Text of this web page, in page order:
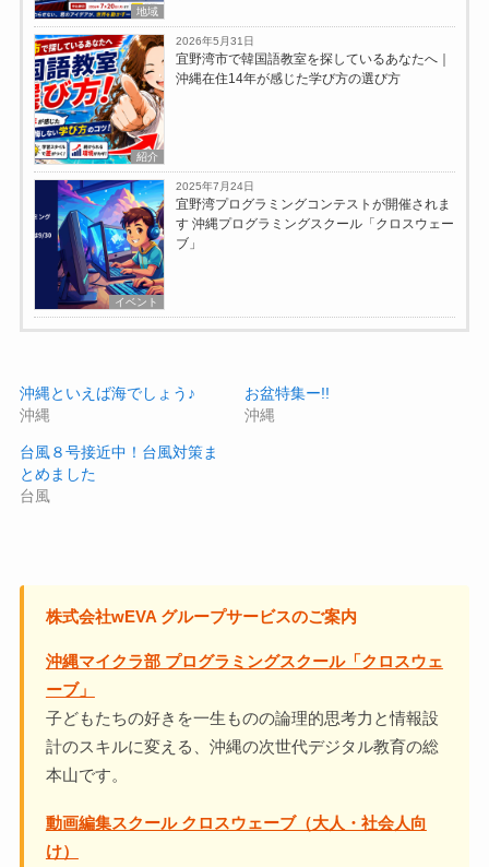
地域
紹介
2026年5月31日
宜野湾市で韓国語教室を探しているあなたへ｜
沖縄在住14年が感じた学び方の選び方
イベント
2025年7月24日
宜野湾プログラミングコンテストが開催されま
す 沖縄プログラミングスクール「クロスウェー
ブ」
沖縄といえば海でしょう♪
沖縄
お盆特集ー!!
沖縄
台風８号接近中！台風対策ま
とめました
台風
株式会社wEVA グループサービスのご案内
沖縄マイクラ部 プログラミングスクール「クロスウェ
ーブ」
子どもたちの好きを一生ものの論理的思考力と情報設
計のスキルに変える、沖縄の次世代デジタル教育の総
本山です。
動画編集スクール クロスウェーブ（大人・社会人向
け）